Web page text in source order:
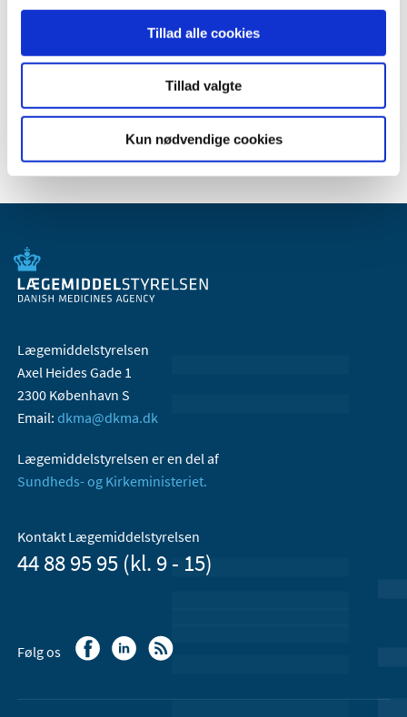
Tillad alle cookies
Tillad valgte
Kun nødvendige cookies
Relateret indhold
Generelle tilskud til medicin
Lægemiddelstyrelsen
Axel Heides Gade 1
2300 København S
Email: dkma@dkma.dk
Lægemiddelstyrelsen er en del af
Sundheds- og Kirkeministeriet.
Kontakt Lægemiddelstyrelsen
44 88 95 95 (kl. 9 - 15)
Følg os